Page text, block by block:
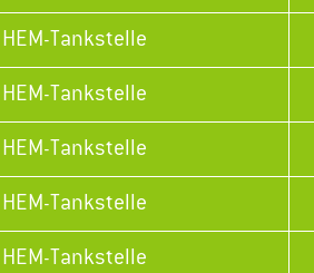
HEM-Tankstelle
HEM-Tankstelle
HEM-Tankstelle
HEM-Tankstelle
HEM-Tankstelle